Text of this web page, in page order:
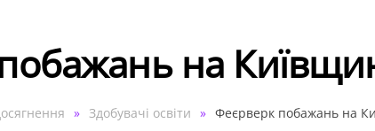
на
Здобувачі освіти Феєрверк побажань на